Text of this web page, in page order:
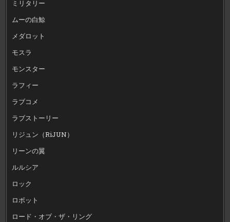
ミリタリー
ムーの白鯨
メダロット
モスラ
モンスター
ラフィー
ラブコメ
ラブストーリー
リジュン（RiJUN）
リーンの翼
ルルシア
ロック
ロボット
ロード・オブ・ザ・リング